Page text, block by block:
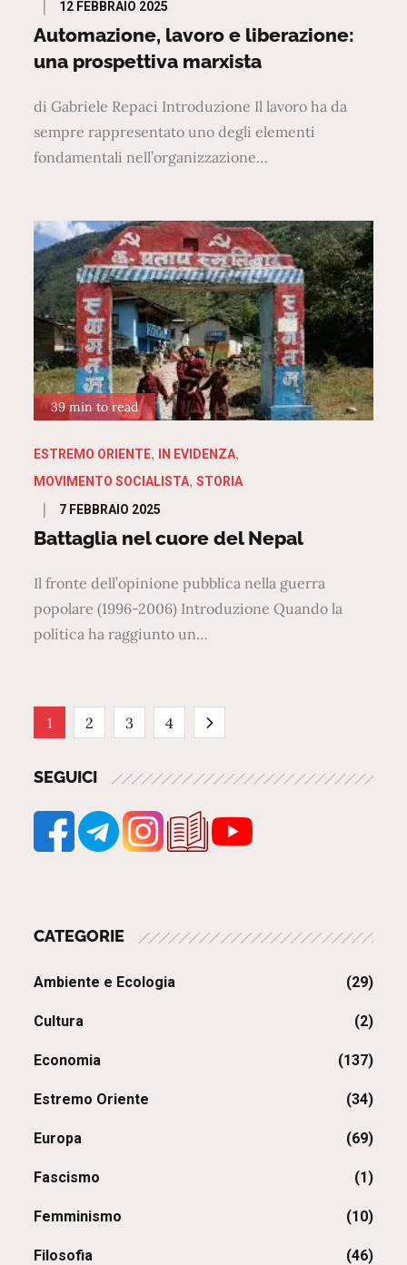
Posted
on
12 FEBBRAIO 2025
Automazione, lavoro e liberazione:
una prospettiva marxista
di Gabriele Repaci Introduzione Il lavoro ha da
sempre rappresentato uno degli elementi
fondamentali nell’organizzazione…
39 min to read
ESTREMO ORIENTE
IN EVIDENZA
MOVIMENTO SOCIALISTA STORIA
Posted
on
7 FEBBRAIO 2025
Battaglia nel cuore del Nepal
Il fronte dell’opinione pubblica nella guerra
popolare (1996-2006) Introduzione Quando la
politica ha raggiunto un…
Paginazione
degli
articoli
1 2 3 4
SEGUICI
CATEGORIE
Ambiente e Ecologia (29)
Cultura (2)
Economia (137)
Estremo Oriente (34)
Europa (69)
Fascismo (1)
Femminismo (10)
Filosofia (46)